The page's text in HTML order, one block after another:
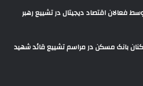
فعالان اقتصاد دیجیتال در تشییع رهبر
بانک مسکن در مراسم تشییع قائد شهید